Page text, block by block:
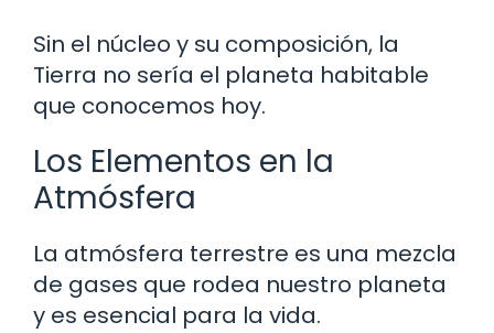
Sin el núcleo y su composición, la
Tierra no sería el planeta habitable
que conocemos hoy.
Los Elementos en la
Atmósfera
La atmósfera terrestre es una mezcla
de gases que rodea nuestro planeta
y es esencial para la vida.